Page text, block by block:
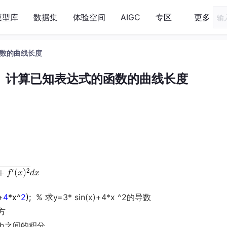
型库 数据集 体验空间 AIGC 专区 更多
的曲线长度
计算已知表达式的函数的曲线长度
4*x^2); % 求y=3* sin(x)+4*x ^2的导数